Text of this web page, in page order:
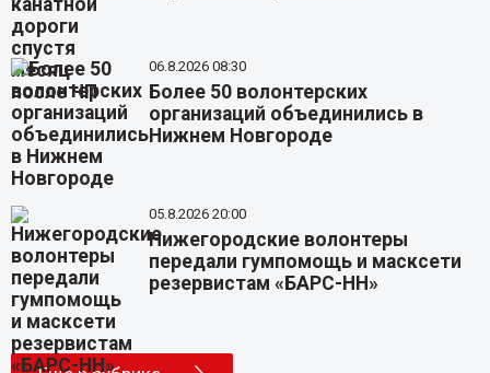
06.8.2026 08:30
Более 50 волонтерских
организаций объединились в
Нижнем Новгороде
05.8.2026 20:00
Нижегородские волонтеры
передали гумпомощь и масксети
резервистам «БАРС-НН»